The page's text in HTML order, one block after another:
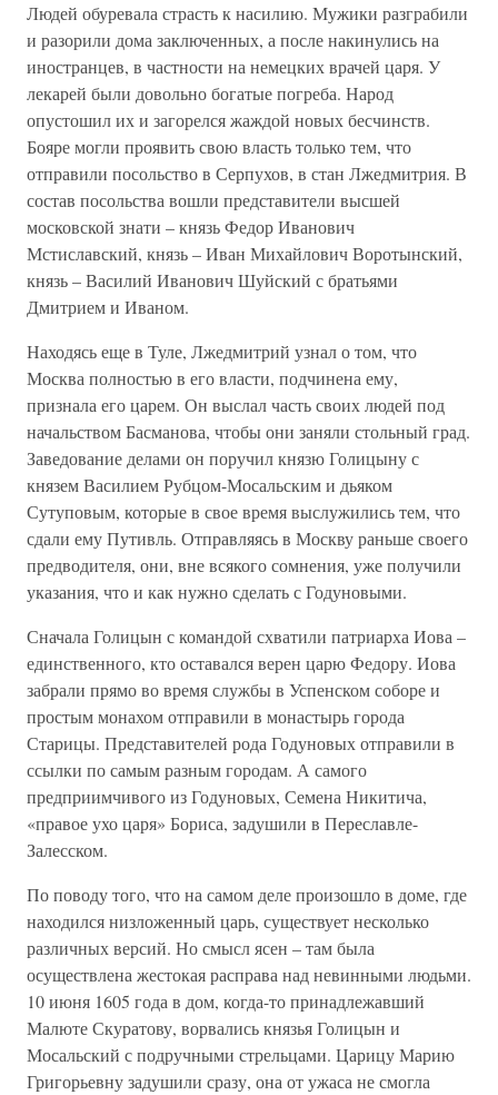
Людей обуревала страсть к насилию. Мужики разграбили
и разорили дома заключенных, а после накинулись на
иностранцев, в частности на немецких врачей царя. У
лекарей были довольно богатые погреба. Народ
опустошил их и загорелся жаждой новых бесчинств.
Бояре могли проявить свою власть только тем, что
отправили посольство в Серпухов, в стан Лжедмитрия. В
состав посольства вошли представители высшей
московской знати – князь Федор Иванович
Мстиславский, князь – Иван Михайлович Воротынский,
князь – Василий Иванович Шуйский с братьями
Дмитрием и Иваном.
Находясь еще в Туле, Лжедмитрий узнал о том, что
Москва полностью в его власти, подчинена ему,
признала его царем. Он выслал часть своих людей под
начальством Басманова, чтобы они заняли стольный град.
Заведование делами он поручил князю Голицыну с
князем Василием Рубцом-Мосальским и дьяком
Сутуповым, которые в свое время выслужились тем, что
сдали ему Путивль. Отправляясь в Москву раньше своего
предводителя, они, вне всякого сомнения, уже получили
указания, что и как нужно сделать с Годуновыми.
Сначала Голицын с командой схватили патриарха Иова –
единственного, кто оставался верен царю Федору. Иова
забрали прямо во время службы в Успенском соборе и
простым монахом отправили в монастырь города
Старицы. Представителей рода Годуновых отправили в
ссылки по самым разным городам. А самого
предприимчивого из Годуновых, Семена Никитича,
«правое ухо царя» Бориса, задушили в Переславле-
Залесском.
По поводу того, что на самом деле произошло в доме, где
находился низложенный царь, существует несколько
различных версий. Но смысл ясен – там была
осуществлена жестокая расправа над невинными людьми.
10 июня 1605 года в дом, когда-то принадлежавший
Малюте Скуратову, ворвались князья Голицын и
Мосальский с подручными стрельцами. Царицу Марию
Григорьевну задушили сразу, она от ужаса не смогла